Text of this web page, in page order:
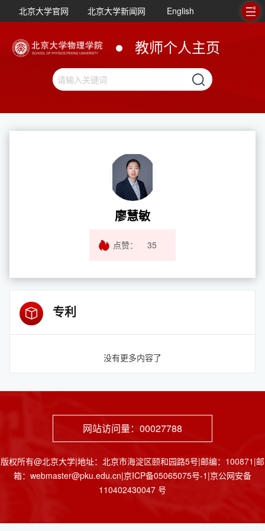
北京大学官网 北京大学新闻网 English
教师个人主页
廖慧敏
点赞： 35
专利
没有更多内容了
网站访问量： 00027788
版权所有@北京大学|地址：北京市海淀区颐和园路5号|邮编：100871|邮
箱：webmaster@pku.edu.cn|京ICP备05065075号-1|京公网安备
110402430047 号